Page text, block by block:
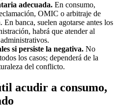
adecuada. En consumo,
OMIC o arbitraje de
En banca, suelen agotarse antes los
habrá que atender al
si persiste la negativa. No
los casos; dependerá de la
del conflicto.
acudir a consumo,